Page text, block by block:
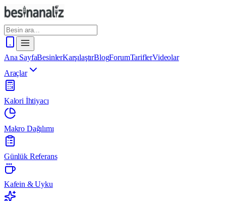
Ana SayfaBesinlerKarşılaştırBlogForumTariflerVideolar
Araçlar
Kalori İhtiyacı
Makro Dağılımı
Günlük Referans
Kafein & Uyku